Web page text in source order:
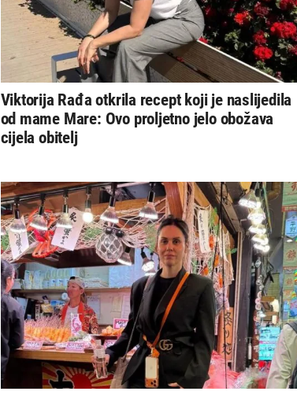
Viktorija Rađa otkrila recept koji je naslijedila
od mame Mare: Ovo proljetno jelo obožava
cijela obitelj